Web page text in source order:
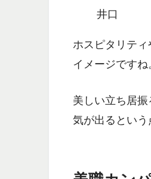
井口
ホスピタリテ
イメージですね
美しい立ち居
気が出るという